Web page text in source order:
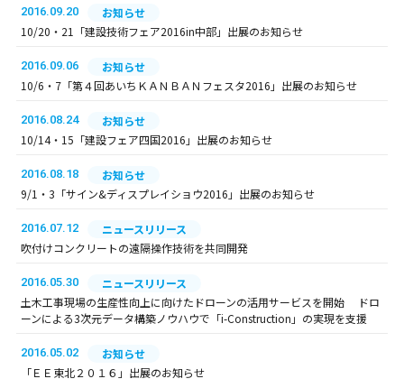
2016.09.20
お知らせ
10/20・21「建設技術フェア2016in中部」出展のお知らせ
2016.09.06
お知らせ
10/6・7「第４回あいちＫＡＮＢＡＮフェスタ2016」出展のお知らせ
2016.08.24
お知らせ
10/14・15「建設フェア四国2016」出展のお知らせ
2016.08.18
お知らせ
9/1・3「サイン&ディスプレイショウ2016」出展のお知らせ
2016.07.12
ニュースリリース
吹付けコンクリートの遠隔操作技術を共同開発
2016.05.30
ニュースリリース
土木工事現場の生産性向上に向けたドローンの活用サービスを開始 ドロ
ーンによる3次元データ構築ノウハウで「i-Construction」の実現を支援
2016.05.02
お知らせ
「ＥＥ東北２０１６」出展のお知らせ